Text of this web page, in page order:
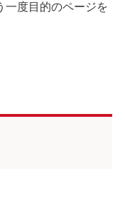
一度目的のページを